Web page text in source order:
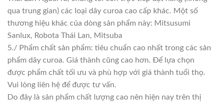
qua trung gian) các loại dây curoa cao cấp khác. Một số
thương hiệu khác của dòng sản phẩm này: Mitsusumi
Sanlux, Robota Thái Lan, Mitsuba
5./ Phẩm chất sản phẩm: tiêu chuẩn cao nhất trong các sản
phẩm dây curoa. Giá thành cũng cao hơn. Để lựa chọn
được phẩm chất tối ưu và phù hợp với giá thành tuổi thọ.
Vui lòng liên hệ để được tư vấn.
Do đây là sản phẩm chất lượng cao nên hiện nay trên thị